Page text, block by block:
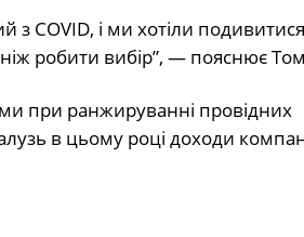
з COVID, і ми хотіли
робити вибір”, — пояснює
при ранжируванні провідних
в цьому році доходи